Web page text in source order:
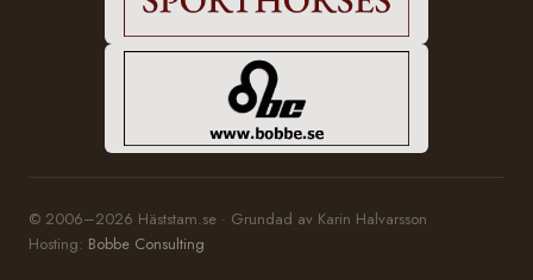
© 2006–2026 Häststam.se · Grundad av Karin Halvarsson
Hosting: Bobbe Consulting